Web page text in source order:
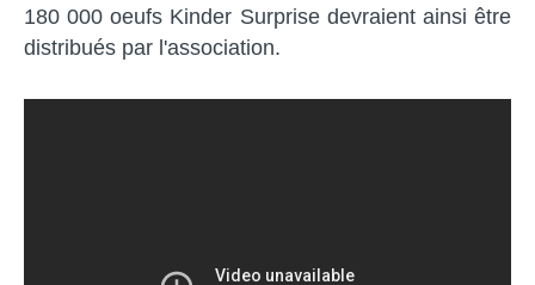
180 000 oeufs Kinder Surprise devraient ainsi être
distribués par l'association.